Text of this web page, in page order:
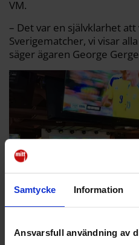
Samtycke Information
Ansvarsfull användning av
VM.
– Det var en självklarhet att
Sverigematcher, vi visar
säger ägaren George
Många lockades till The Public